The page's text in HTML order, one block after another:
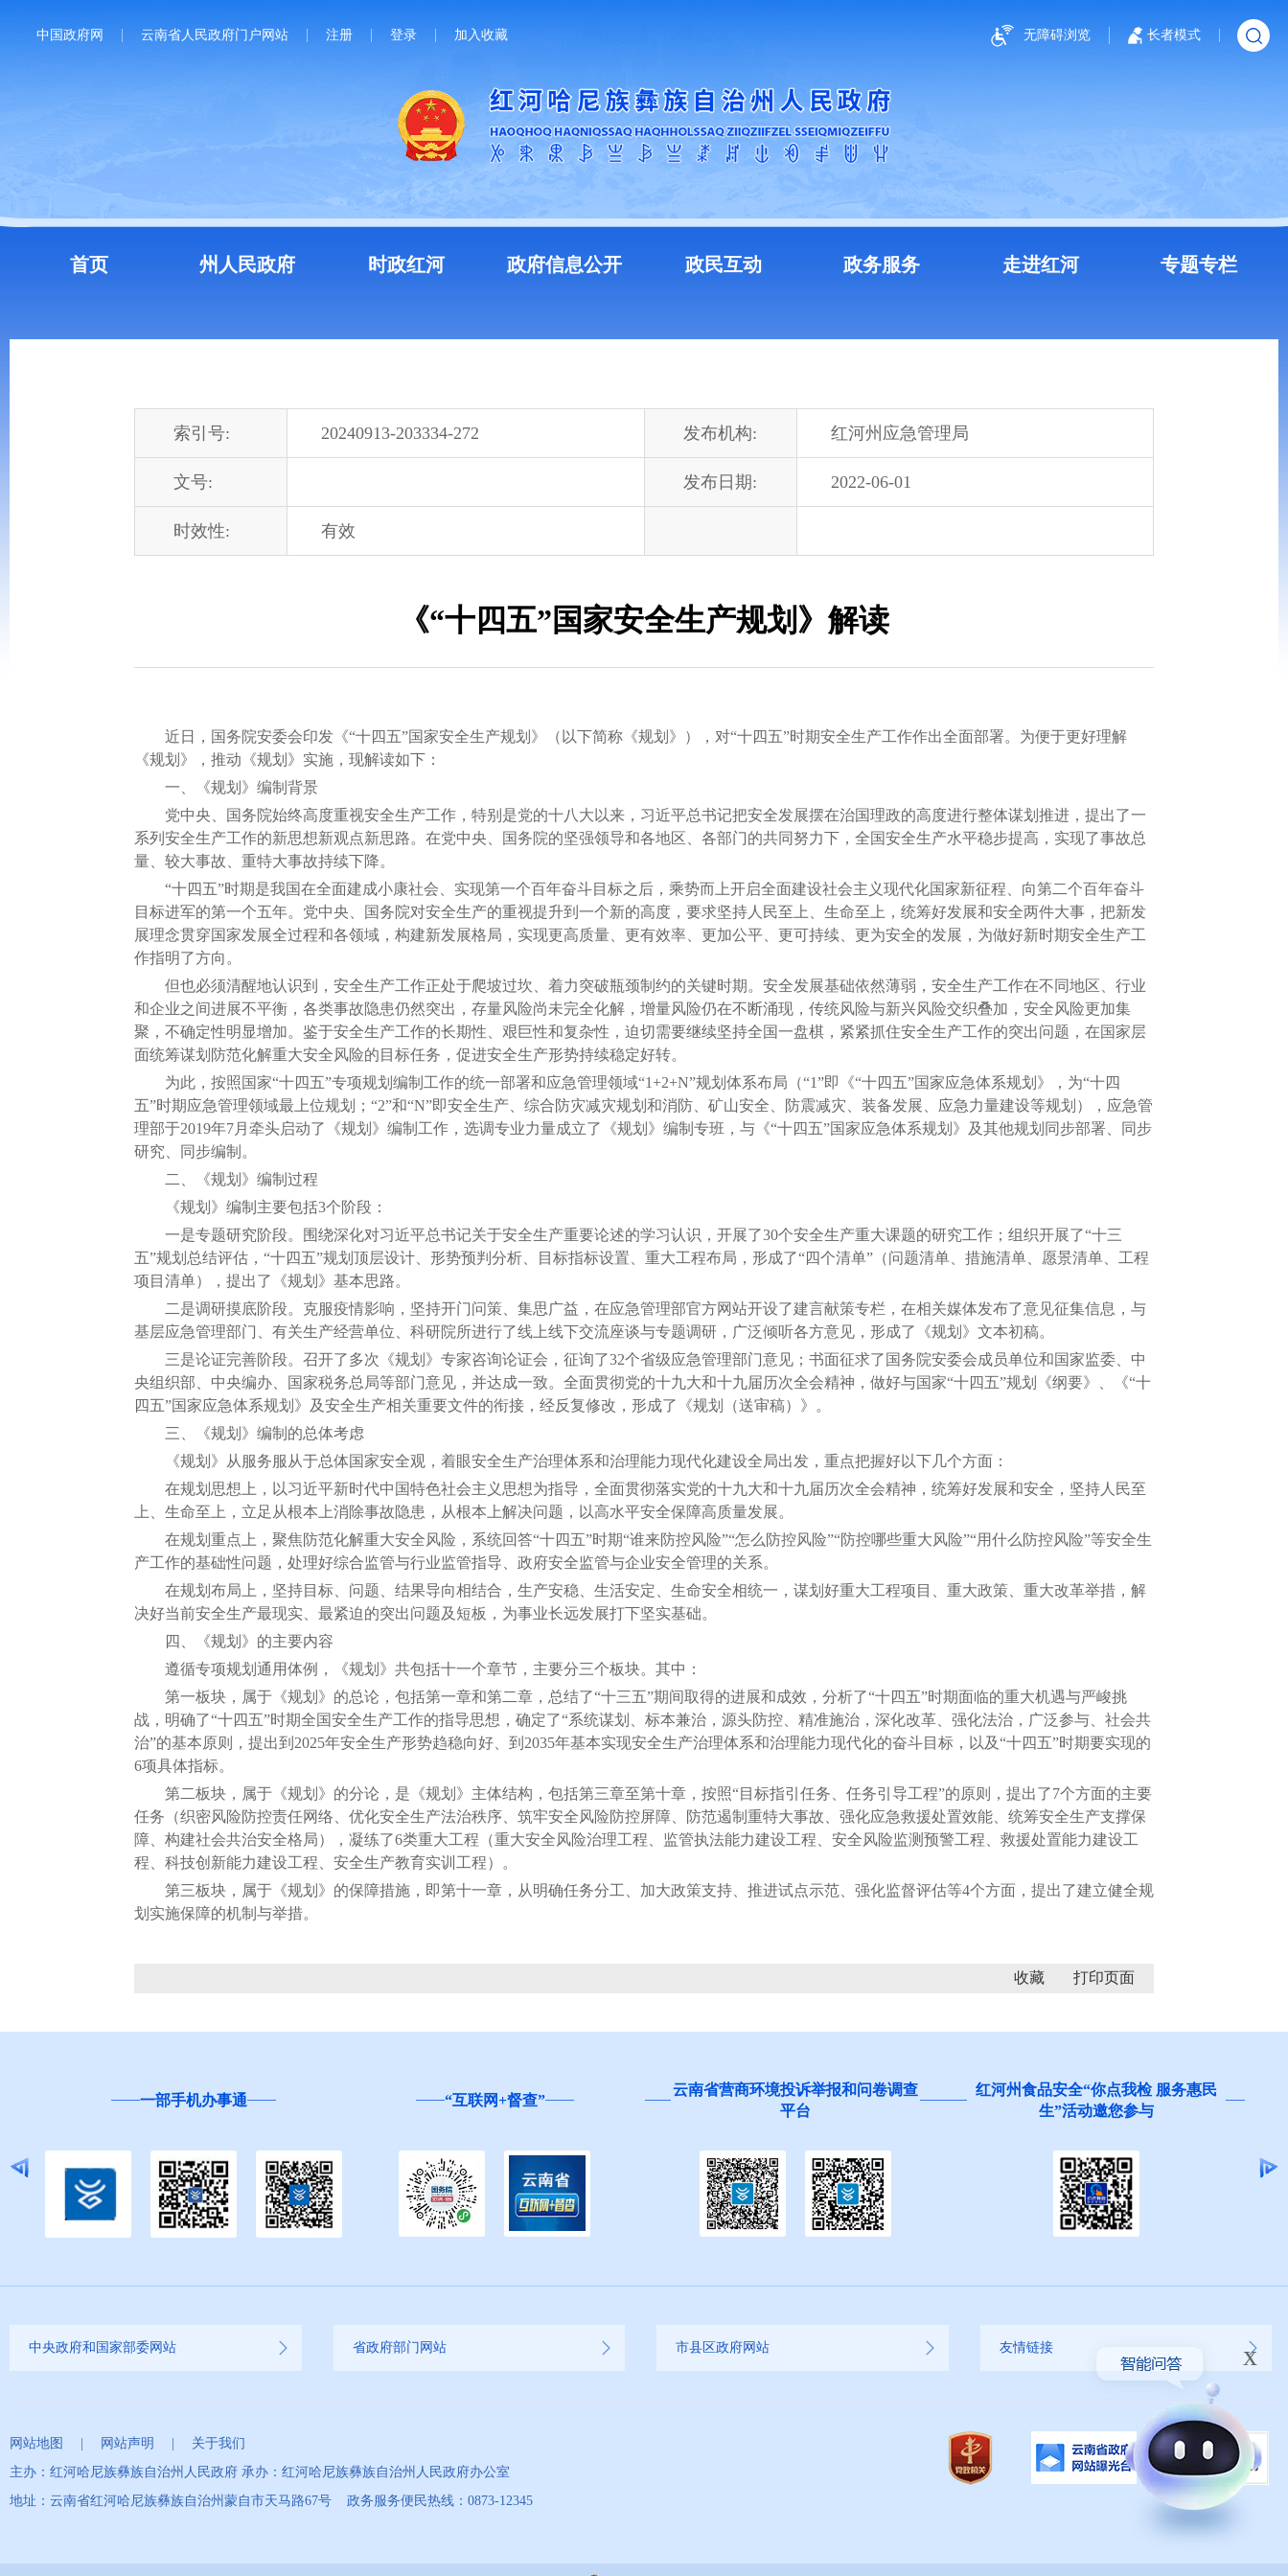
中国政府网 云南省人民政府门户网站 注册 登录 加入收藏 无障碍浏览 长者模式
首页 州人民政府 时政红河 政府信息公开 政民互动 政务服务 走进红河 专题专栏
索引号: 20240913-203334-272 发布机构: 红河州应急管理局
文号: 发布日期: 2022-06-01
时效性: 有效
《“十四五”国家安全生产规划》解读
近日，国务院安委会印发《“十四五”国家安全生产规划》（以下简称《规划》），对“十四五”时期安全生产工作作出全面部署。为便于更好理解
《规划》，推动《规划》实施，现解读如下：
一、《规划》编制背景
党中央、国务院始终高度重视安全生产工作，特别是党的十八大以来，习近平总书记把安全发展摆在治国理政的高度进行整体谋划推进，提出了一
系列安全生产工作的新思想新观点新思路。在党中央、国务院的坚强领导和各地区、各部门的共同努力下，全国安全生产水平稳步提高，实现了事故总
量、较大事故、重特大事故持续下降。
“十四五”时期是我国在全面建成小康社会、实现第一个百年奋斗目标之后，乘势而上开启全面建设社会主义现代化国家新征程、向第二个百年奋斗
目标进军的第一个五年。党中央、国务院对安全生产的重视提升到一个新的高度，要求坚持人民至上、生命至上，统筹好发展和安全两件大事，把新发
展理念贯穿国家发展全过程和各领域，构建新发展格局，实现更高质量、更有效率、更加公平、更可持续、更为安全的发展，为做好新时期安全生产工
作指明了方向。
但也必须清醒地认识到，安全生产工作正处于爬坡过坎、着力突破瓶颈制约的关键时期。安全发展基础依然薄弱，安全生产工作在不同地区、行业
和企业之间进展不平衡，各类事故隐患仍然突出，存量风险尚未完全化解，增量风险仍在不断涌现，传统风险与新兴风险交织叠加，安全风险更加集
聚，不确定性明显增加。鉴于安全生产工作的长期性、艰巨性和复杂性，迫切需要继续坚持全国一盘棋，紧紧抓住安全生产工作的突出问题，在国家层
面统筹谋划防范化解重大安全风险的目标任务，促进安全生产形势持续稳定好转。
为此，按照国家“十四五”专项规划编制工作的统一部署和应急管理领域“1+2+N”规划体系布局（“1”即《“十四五”国家应急体系规划》，为“十四
五”时期应急管理领域最上位规划；“2”和“N”即安全生产、综合防灾减灾规划和消防、矿山安全、防震减灾、装备发展、应急力量建设等规划），应急管
理部于2019年7月牵头启动了《规划》编制工作，选调专业力量成立了《规划》编制专班，与《“十四五”国家应急体系规划》及其他规划同步部署、同步
研究、同步编制。
二、《规划》编制过程
《规划》编制主要包括3个阶段：
一是专题研究阶段。围绕深化对习近平总书记关于安全生产重要论述的学习认识，开展了30个安全生产重大课题的研究工作；组织开展了“十三
五”规划总结评估，“十四五”规划顶层设计、形势预判分析、目标指标设置、重大工程布局，形成了“四个清单”（问题清单、措施清单、愿景清单、工程
项目清单），提出了《规划》基本思路。
二是调研摸底阶段。克服疫情影响，坚持开门问策、集思广益，在应急管理部官方网站开设了建言献策专栏，在相关媒体发布了意见征集信息，与
基层应急管理部门、有关生产经营单位、科研院所进行了线上线下交流座谈与专题调研，广泛倾听各方意见，形成了《规划》文本初稿。
三是论证完善阶段。召开了多次《规划》专家咨询论证会，征询了32个省级应急管理部门意见；书面征求了国务院安委会成员单位和国家监委、中
央组织部、中央编办、国家税务总局等部门意见，并达成一致。全面贯彻党的十九大和十九届历次全会精神，做好与国家“十四五”规划《纲要》、《“十
四五”国家应急体系规划》及安全生产相关重要文件的衔接，经反复修改，形成了《规划（送审稿） 》
。
三、《规划》编制的总体考虑
《规划》从服务服从于总体国家安全观，着眼安全生产治理体系和治理能力现代化建设全局出发，重点把握好以下几个方面：
在规划思想上，以习近平新时代中国特色社会主义思想为指导，全面贯彻落实党的十九大和十九届历次全会精神，统筹好发展和安全，坚持人民至
上、生命至上，立足从根本上消除事故隐患，从根本上解决问题，以高水平安全保障高质量发展。
在规划重点上，聚焦防范化解重大安全风险，系统回答“十四五”时期“谁来防控风险”“怎么防控风险”“防控哪些重大风险”“用什么防控风险”等安全生
产工作的基础性问题，处理好综合监管与行业监管指导、政府安全监管与企业安全管理的关系。
在规划布局上，坚持目标、问题、结果导向相结合，生产安稳、生活安定、生命安全相统一，谋划好重大工程项目、重大政策、重大改革举措，解
决好当前安全生产最现实、最紧迫的突出问题及短板，为事业长远发展打下坚实基础。
四、《规划》的主要内容
遵循专项规划通用体例，《规划》共包括十一个章节，主要分三个板块。其中：
第一板块，属于《规划》的总论，包括第一章和第二章，总结了“十三五”期间取得的进展和成效，分析了“十四五”时期面临的重大机遇与严峻挑
战，明确了“十四五”时期全国安全生产工作的指导思想，确定了“系统谋划、标本兼治，源头防控、精准施治，深化改革、强化法治，广泛参与、社会共
治”的基本原则，提出到2025年安全生产形势趋稳向好、到2035年基本实现安全生产治理体系和治理能力现代化的奋斗目标，以及“十四五”时期要实现的
6项具体指标。
第二板块，属于《规划》的分论，是《规划》主体结构，包括第三章至第十章，按照“目标指引任务、任务引导工程”的原则，提出了7个方面的主要
任务（织密风险防控责任网络、优化安全生产法治秩序、筑牢安全风险防控屏障、防范遏制重特大事故、强化应急救援处置效能、统筹安全生产支撑保
障、构建社会共治安全格局），凝练了6类重大工程（重大安全风险治理工程、监管执法能力建设工程、安全风险监测预警工程、救援处置能力建设工
程、科技创新能力建设工程、安全生产教育实训工程）。
第三板块，属于《规划》的保障措施，即第十一章，从明确任务分工、加大政策支持、推进试点示范、强化监督评估等4个方面，提出了建立健全规
划实施保障的机制与举措。
收藏
一部手机办事通 “互联网+督查”
云南省营商环境投诉举报和问卷调查
红河州食品安全“你点我检 服务惠民
生”活动邀您参与
阻碍民营经济发
中央政府和国家部委网站 省政府部门网站 市县区政府网站 友情链接
网站地图 | 网站声明 | 关于我们
主办：红河哈尼族彝族自治州人民政府 承办：红河哈尼族彝族自治州人民政府办公室
地址：云南省红河哈尼族彝族自治州蒙自市天马路67号 政务服务便民热线：0873-12345
x